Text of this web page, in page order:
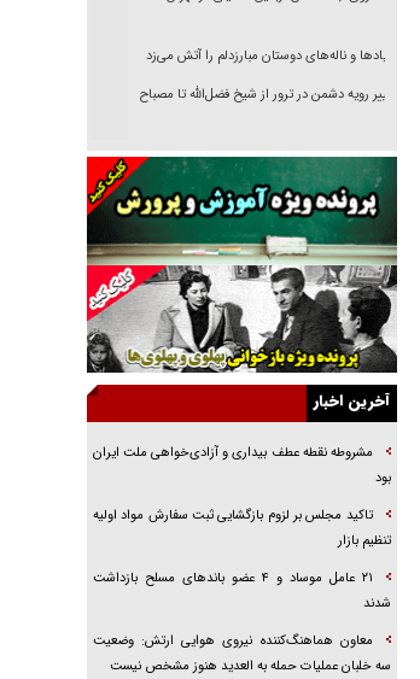
فریاد‌ها و ناله‌های دوستان مبارزدلم را آتش می‌زد
تغییر رویه دشمن در ترور از شیخ فضل‌الله تا مصباح
خرید قسطی اولش خنده و آخرش گریه است!
فوتبال و آن «بالا»!
راهبرد غافلگیری با نسل جدید پهپاد‌ها
جنجال پزشکان تقلبی در صنعت زیبایی
یهودی‌ها در ادبیات داستانی اروپا؛ از شکسپیر تا
دیکنز
گفت‌وگو با خواهر یکی از شهدای جنگ رمضان/
خواهرم فرمانده جهادی و اهل خدمت بی‌منت بود
بگنجد!
برابر یورش به پاسگاه‌های پلیس
تحلیل ابعاد پیام رهبر انقلاب به حزب‌الله/ مقاومت
نقشه راه آینده غرب آسیا
آخرین اخبار
مشروطه نقطه عطف بیداری و آزادی‌خواهی ملت ایران
بود
تاکید مجلس بر لزوم بازگشایی ثبت سفارش مواد اولیه
تنظیم بازار
۲۱ عامل موساد و ۴ عضو باند‌های مسلح بازداشت
شدند
معاون هماهنگ‌کننده نیروی هوایی ارتش: وضعیت
سه خلبان عملیات حمله به العدید هنوز مشخص نیست